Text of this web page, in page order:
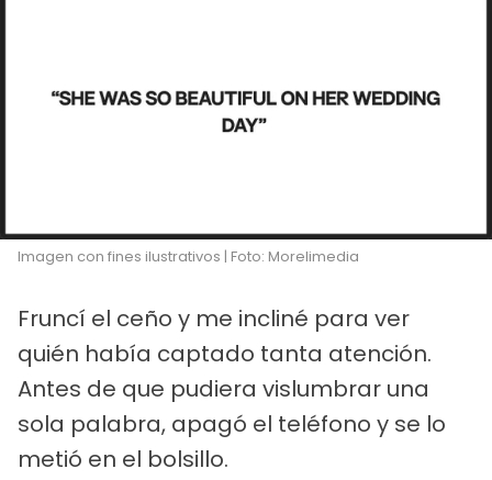
Imagen con fines ilustrativos | Foto: Morelimedia
Fruncí el ceño y me incliné para ver
quién había captado tanta atención.
Antes de que pudiera vislumbrar una
sola palabra, apagó el teléfono y se lo
metió en el bolsillo.